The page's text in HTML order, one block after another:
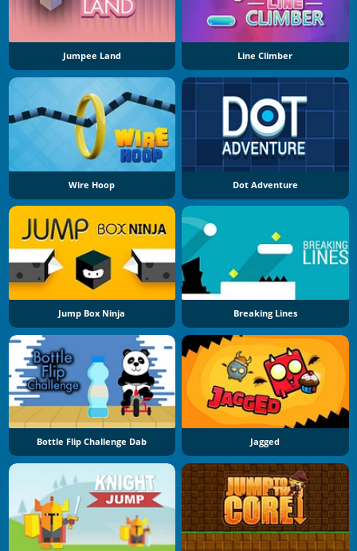
Jumpee Land Line Climber
Wire Hoop Dot Adventure
Jump Box Ninja Breaking Lines
Bottle Flip Challenge Dab Jagged